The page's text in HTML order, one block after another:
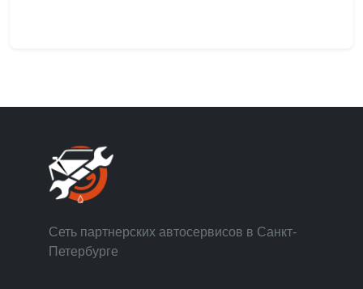
Сеть партнерских автосервисов в Санкт-
Петербурге